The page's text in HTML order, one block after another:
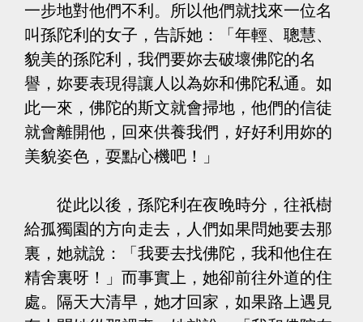
一步地對他們不利。所以他們就找來一位名
叫孫陀利的女子，告訴她：「年輕、聰慧、
貌美的孫陀利，我們要妳去破壞佛陀的名
譽，妳要表現得讓人以為妳和佛陀私通。如
此一來，佛陀的斯文就會掃地，他們的信徒
就會離開他，回來供養我們，好好利用妳的
美貌姿色，耍點心機吧！」
從此以後，孫陀利在夜晚時分，往祇樹
給孤獨園的方向走去，人們如果問她要去那
裏，她就說：「我要去找佛陀，我和他住在
精舍裏呀！」而事實上，她卻前往外道的住
處。隔天大清早，她才回家，如果路上遇見